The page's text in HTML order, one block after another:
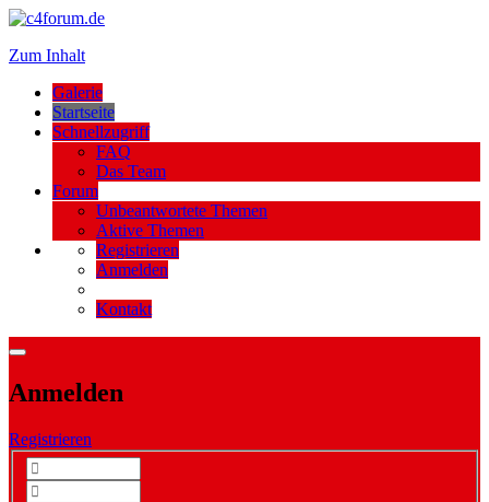
Zum Inhalt
Galerie
Startseite
Schnellzugriff
FAQ
Das Team
Forum
Unbeantwortete Themen
Aktive Themen
Registrieren
Anmelden
Kontakt
Anmelden
Registrieren